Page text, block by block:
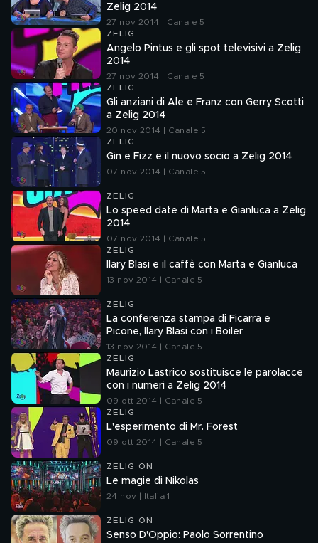
Zelig 2014
27 nov 2014 | Canale 5
ZELIG
Angelo Pintus e gli spot televisivi a Zelig
2014
27 nov 2014 | Canale 5
ZELIG
Gli anziani di Ale e Franz con Gerry Scotti
a Zelig 2014
20 nov 2014 | Canale 5
ZELIG
Gin e Fizz e il nuovo socio a Zelig 2014
07 nov 2014 | Canale 5
ZELIG
Lo speed date di Marta e Gianluca a Zelig
2014
07 nov 2014 | Canale 5
ZELIG
Ilary Blasi e il caffè con Marta e Gianluca
13 nov 2014 | Canale 5
ZELIG
La conferenza stampa di Ficarra e
Picone, Ilary Blasi con i Boiler
13 nov 2014 | Canale 5
ZELIG
Maurizio Lastrico sostituisce le parolacce
con i numeri a Zelig 2014
09 ott 2014 | Canale 5
ZELIG
L'esperimento di Mr. Forest
09 ott 2014 | Canale 5
ZELIG ON
Le magie di Nikolas
24 nov | Italia 1
ZELIG ON
Senso D'Oppio: Paolo Sorrentino